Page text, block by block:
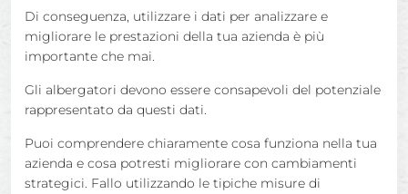
Di conseguenza, utilizzare i dati per analizzare e
migliorare le prestazioni della tua azienda è più
importante che mai.
Gli albergatori devono essere consapevoli del potenziale
rappresentato da questi dati.
Puoi comprendere chiaramente cosa funziona nella tua
azienda e cosa potresti migliorare con cambiamenti
strategici. Fallo utilizzando le tipiche misure di